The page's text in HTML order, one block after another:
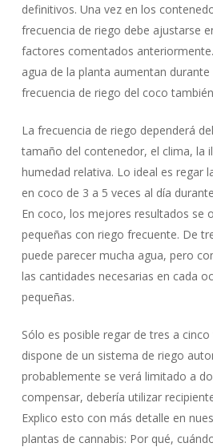
definitivos. Una vez en los
frecuencia de riego debe ajustarse
factores comentados
agua de la planta aumentan
frecuencia de riego del coco
La frecuencia de riego dependerá
tamaño del contenedor, el clima, la
humedad relativa. Lo ideal es regar
en coco de 3 a 5 veces al día
En coco, los mejores resultados se
pequeñas con riego frecuente. De
puede parecer mucha agua, pero
las cantidades necesarias en cada
pequeñas.
Sólo es posible regar de tres a cinco
dispone de un sistema de riego
probablemente se verá limitado a
compensar, debería utilizar
Explico esto con más detalle en
plantas de cannabis: Por qué,